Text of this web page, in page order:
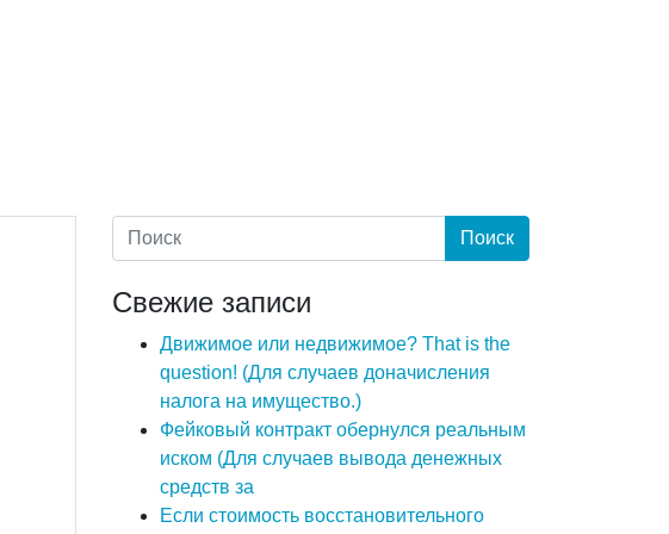
Свежие записи
Движимое или недвижимое? That is the
question! (Для случаев доначисления
налога на имущество.)
Фейковый контракт обернулся реальным
иском (Для случаев вывода денежных
средств за
Если стоимость восстановительного